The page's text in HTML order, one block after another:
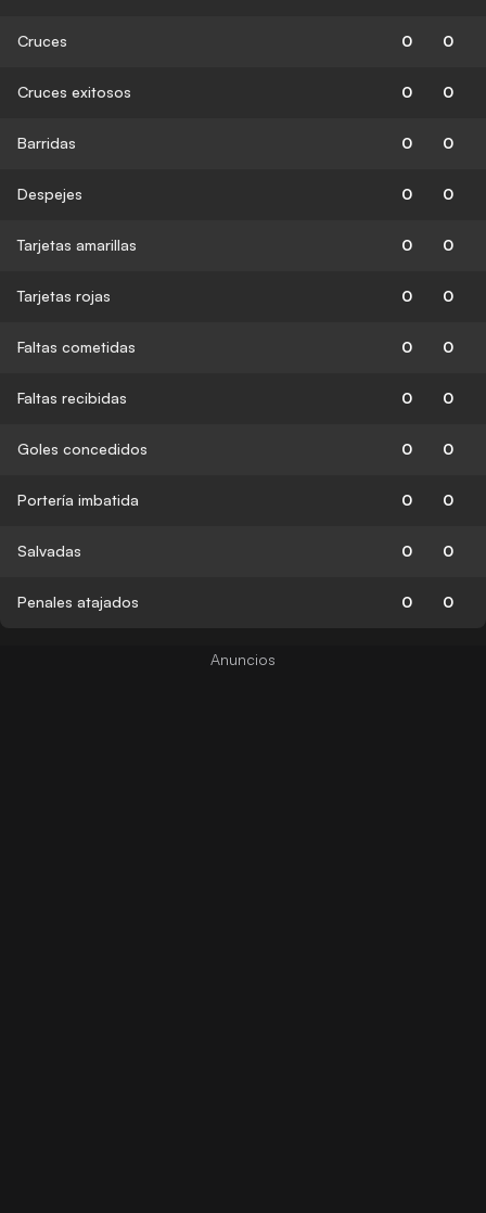
Cruces 0 0
Cruces exitosos 0 0
Barridas 0 0
Despejes 0 0
Tarjetas amarillas 0 0
Tarjetas rojas 0 0
Faltas cometidas 0 0
Faltas recibidas 0 0
Goles concedidos 0 0
Portería imbatida 0 0
Salvadas 0 0
Penales atajados 0 0